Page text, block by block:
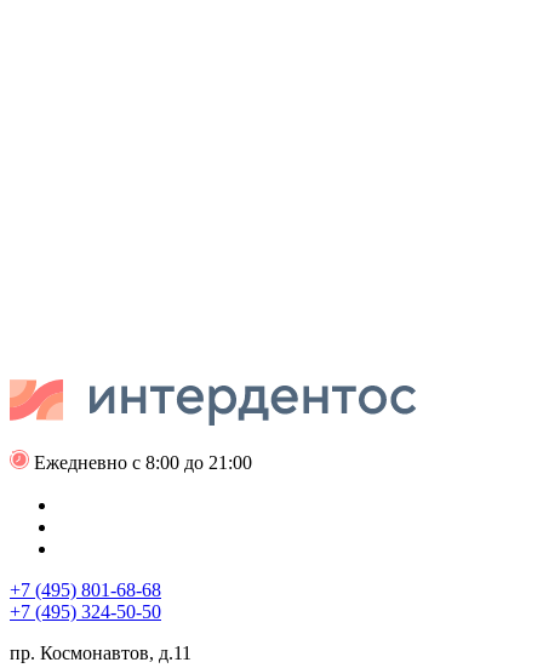
Ежедневно с 8:00 до 21:00
+7 (495) 801-68-68
+7 (495) 324-50-50
пр. Космонавтов, д.11